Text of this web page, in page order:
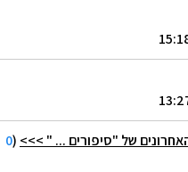
של "סיפורים ... " >>>(
0